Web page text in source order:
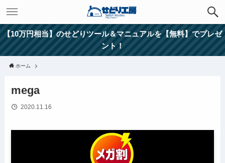
【10万円相当】のせどりツール＆マニュアルを【無料】でプレゼ
ント！
ホーム
mega
2020.11.16